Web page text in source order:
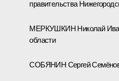
правительства
МЕРКУШКИН Николай
области
СОБЯНИН Сергей